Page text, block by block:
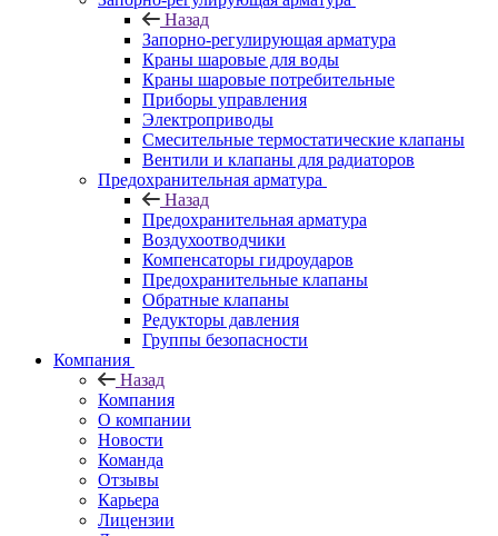
Назад
Запорно-регулирующая арматура
Краны шаровые для воды
Краны шаровые потребительные
Приборы управления
Электроприводы
Смесительные термостатические клапаны
Вентили и клапаны для радиаторов
Предохранительная арматура
Назад
Предохранительная арматура
Воздухоотводчики
Компенсаторы гидроударов
Предохранительные клапаны
Обратные клапаны
Редукторы давления
Группы безопасности
Компания
Назад
Компания
О компании
Новости
Команда
Отзывы
Карьера
Лицензии